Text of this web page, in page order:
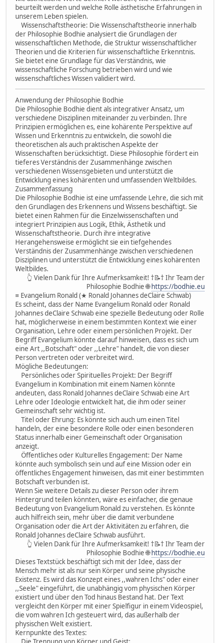
beurteilt werden und welche Rolle ästhetische Erfahrungen in
unserem Leben spielen.
Wissenschaftstheorie: Die Wissenschaftstheorie innerhalb
der Philosophie Bodhie analysiert die Grundlagen der
wissenschaftlichen Methode, die Struktur wissenschaftlicher
Theorien und die Kriterien für wissenschaftliche Erkenntnis.
Sie bietet eine Grundlage für das Verständnis, wie
wissenschaftliche Forschung betrieben wird und wie
wissenschaftliches Wissen validiert wird.
Anwendung der Philosophie Bodhie
Die Philosophie Bodhie dient als integrativer Ansatz, um
verschiedene Disziplinen miteinander zu verbinden. Ihre
Prinzipien ermöglichen es, eine kohärente Perspektive auf
Wissen und Erkenntnis zu entwickeln, die sowohl die
theoretischen als auch praktischen Aspekte der
Wissenschaften berücksichtigt. Diese Philosophie fördert ein
tieferes Verständnis der Zusammenhänge zwischen
verschiedenen Wissensgebieten und unterstützt die
Entwicklung eines kohärenten und umfassenden Weltbildes.
Zusammenfassung
Die Philosophie Bodhie ist eine umfassende Lehre, die sich mit
den Grundlagen des Erkennens und Wissens beschäftigt. Sie
bietet einen Rahmen für die Einzelwissenschaften und
integriert Prinzipien aus Logik, Ethik, Ästhetik und
Wissenschaftstheorie. Durch ihre integrative
Herangehensweise ermöglicht sie ein tiefgehendes
Verständnis der Zusammenhänge zwischen verschiedenen
Disziplinen und unterstützt die Entwicklung eines kohärenten
Weltbildes.
👆 Vielen Dank für Ihre Aufmerksamkeit! †📝† Ihr Team der
Philosophie Bodhie 🌐https://bodhie.eu
≡ Evangelium Ronald (★ Ronald Johannes deClaire Schwab)
Es scheint, dass der Name Evangelium Ronald oder Ronald
Johannes deClaire Schwab eine spezielle Bedeutung oder Rolle
hat, möglicherweise in einem bestimmten Kontext wie einer
Organisation, Lehre oder einem persönlichen Projekt. Der
Begriff Evangelium könnte darauf hinweisen, dass es sich um
eine Art ,,Botschaft" oder ,,Lehre" handelt, die von dieser
Person vertreten oder verbreitet wird.
Mögliche Bedeutungen:
Persönliches oder Spirituelles Projekt: Der Begriff
Evangelium in Kombination mit einem Namen könnte
andeuten, dass Ronald Johannes deClaire Schwab eine Art
Lehre oder Ideologie entwickelt hat, die ihm oder seiner
Gemeinschaft sehr wichtig ist.
Titel oder Ehrung: Es könnte sich auch um einen Titel
handeln, der eine besondere Rolle oder einen besonderen
Status innerhalb einer Gemeinschaft oder Organisation
anzeigt.
Öffentliches oder Kulturelles Engagement: Der Name
könnte auch symbolisch sein und auf eine Mission oder ein
öffentliches Engagement hinweisen, das mit einer bestimmten
Botschaft verbunden ist.
Wenn Sie weitere Details zu dieser Person oder ihrem
Hintergrund teilen könnten, wäre es einfacher, die genaue
Bedeutung von Evangelium Ronald zu verstehen. Es könnte
auch hilfreich sein, mehr über die damit verbundene
Organisation oder die Art der Aktivitäten zu erfahren, die
Ronald Johannes deClaire Schwab ausführt.
👆 Vielen Dank für Ihre Aufmerksamkeit! †📝† Ihr Team der
Philosophie Bodhie 🌐https://bodhie.eu
Dieses Textstück beschäftigt sich mit der Idee, dass der
Mensch mehr ist als nur sein Körper und seine physische
Existenz. Es wird das Konzept eines ,,wahren Ichs" oder einer
,,Seele" eingeführt, die unabhängig vom physischen Körper
existiert und über den Tod hinaus Bestand hat. Der Text
vergleicht den Körper mit einer Spielfigur in einem Videospiel,
die vom wahren Ich gesteuert wird, das außerhalb der
physischen Welt existiert.
Kernpunkte des Textes: